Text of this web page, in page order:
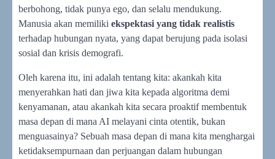
berbohong, tidak punya ego, dan selalu mendukung.
Manusia akan memiliki ekspektasi yang tidak realistis
terhadap hubungan nyata, yang dapat berujung pada isolasi
sosial dan krisis demografi.
Oleh karena itu, ini adalah tentang kita: akankah kita
menyerahkan hati dan jiwa kita kepada algoritma demi
kenyamanan, atau akankah kita secara proaktif membentuk
masa depan di mana AI melayani cinta otentik, bukan
menguasainya? Sebuah masa depan di mana kita menghargai
ketidaksempurnaan dan perjuangan dalam hubungan